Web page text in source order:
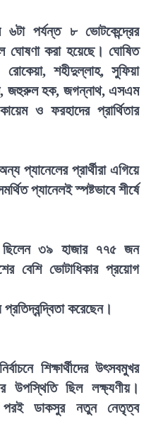
পর্যন্ত ৮ ভোটকেন্দ্রের
করা হয়েছে। ঘোষিত
রোকেয়া, শহীদুল্লাহ, সুফিয়া
জহুরুল হক, জগন্নাথ, এসএম
ও ফরহাদের প্রার্থিতার
প্যানেলের প্রার্থীরা এগিয়ে
প্যানেলই স্পষ্টভাবে শীর্ষে
ছিলেন ৩৯ হাজার ৭৭৫ জন
বেশি ভোটাধিকার প্রয়োগ
করেছেন।
শিক্ষার্থীদের উৎসবমুখর
উপস্থিতি ছিল লক্ষ্যণীয়।
পরই ডাকসুর নতুন নেতৃত্ব